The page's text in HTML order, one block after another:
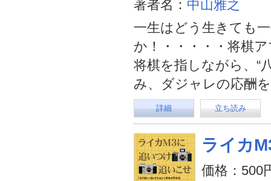
著者名： 中山雅之
一生はどう生きても
か！・・・・・将棋
将棋を指しながら、“
み、ダジャレの応酬
詳細 立ち読み
ライカ
価格：500